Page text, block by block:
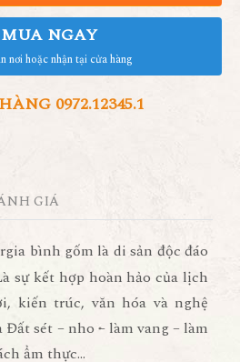
MUA NGAY
nơi hoặc nhận tại cửa hàng
0972.12345.1
GIÁ
bình gốm là di sản độc đáo
sự kết hợp hoàn hảo của lịch
kiến trúc, văn hóa và nghệ
Đất sét – nho – làm vang – làm
ẩm thực…